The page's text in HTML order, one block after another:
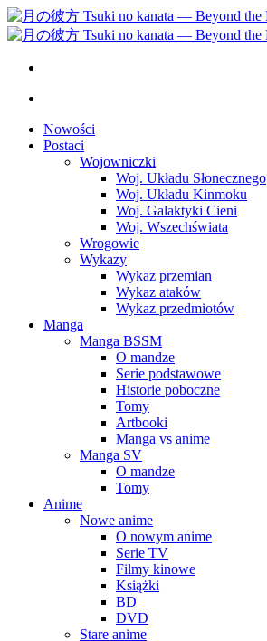
Nowości
Postaci
Wojowniczki
Woj. Układu Słonecznego
Woj. Układu Kinmoku
Woj. Galaktyki Cieni
Woj. Wszechświata
Wrogowie
Wykazy
Wykaz przemian
Wykaz ataków
Wykaz przedmiotów
Manga
Manga BSSM
O mandze
Serie podstawowe
Historie poboczne
Tomy
Artbooki
Manga vs anime
Manga SV
O mandze
Tomy
Anime
Nowe anime
O nowym anime
Serie TV
Filmy kinowe
Książki
BD
DVD
Stare anime